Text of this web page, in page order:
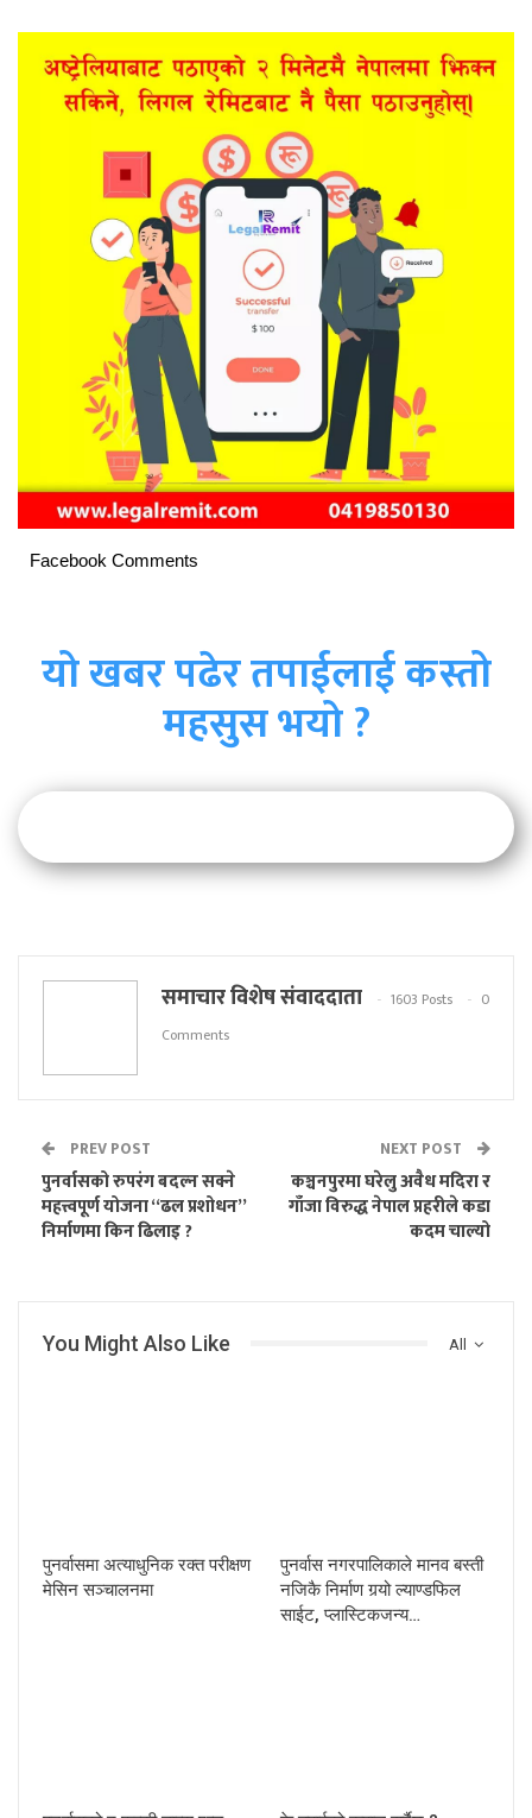
Facebook Comments
यो खबर पढेर तपाईलाई कस्तो
महसुस भयो ?
समाचार विशेष संवाददाता 1603 Posts
0
Comments
PREV POST
पुनर्वासको रुपरंग बदल्न सक्ने
महत्त्वपूर्ण योजना “ढल प्रशोधन”
निर्माणमा किन ढिलाइ ?
NEXT POST
कञ्चनपुरमा घरेलु अवैध मदिरा र
गाँजा विरुद्ध नेपाल प्रहरीले कडा
कदम चाल्यो
All
You Might Also Like
पुनर्वासमा अत्याधुनिक रक्त परीक्षण
मेसिन सञ्चालनमा
पुनर्वास नगरपालिकाले मानव बस्ती
नजिकै निर्माण गर्‍यो ल्याण्डफिल
साईट, प्लास्टिकजन्य…